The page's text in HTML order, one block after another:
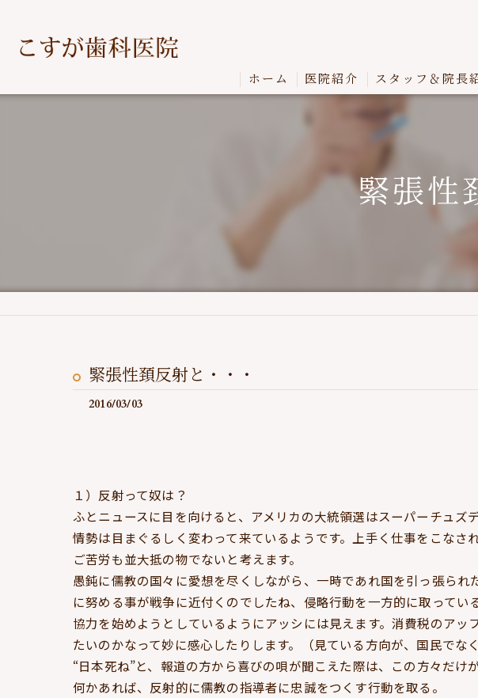
ホーム 医院紹介 スタッフ＆院長
緊張性
緊張性頚反射と・・・
2016/03/03
１）反射って奴は？
ふとニュースに目を向けると、アメリカの大統領選はスーパーチュ
情勢は目まぐるしく変わって来ているようです。上手く仕事をこな
ご苦労も並大抵の物でないと考えます。
愚鈍に儒教の国々に愛想を尽くしながら、一時であれ国を引っ張ら
に努める事が戦争に近付くのでしたね、侵略行動を一方的に取って
協力を始めようとしているようにアッシには見えます。消費税のア
たいのかなって妙に感心したりします。（見ている方向が、国民でな
“日本死ね”と、報道の方から喜びの唄が聞こえた際は、この方々だけ
何かあれば、反射的に儒教の指導者に忠誠をつくす行動を取る。